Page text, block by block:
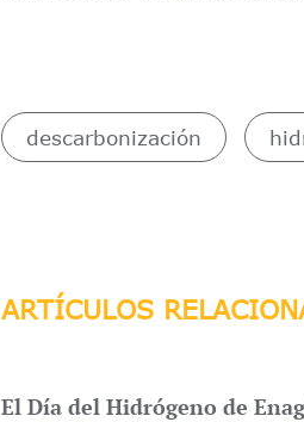
descarbonización
ARTÍCULOS
El Día del Hidrógeno de